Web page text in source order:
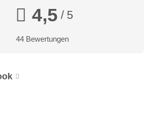
4,5 / 5
44 Bewertungen